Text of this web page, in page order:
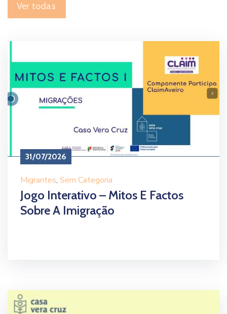
Ver todas
31/07/2026
Migrantes‚ Sem Categoria
Jogo Interativo – Mitos E Factos
Sobre A Imigração